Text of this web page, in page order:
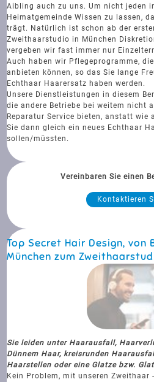
Aibling auch zu uns. Um nicht jeden
Heimatgemeinde Wissen zu lassen,
trägt. Natürlich ist schon ab der
Zweithaarstudio in München
vergeben wir fast immer nur
Auch haben wir Pflegeprogramme,
anbieten können, so das Sie lange
Echthaar Haarersatz haben werden.
Unsere Dienstleistungen in diesem
die andere Betriebe bei weitem nicht
Reparatur Service bieten, anstatt wie
Sie dann gleich ein neues Echthaar
sollen/müssten.
Vereinbaren Sie einen
Kontaktieren
Top Secret Hair Design, von
München zum
Sie leiden unter Haarausfall,
Dünnem Haar, kreisrunden
Haarstellen oder eine Glatze bzw.
Kein Problem, mit unseren Zweithaar